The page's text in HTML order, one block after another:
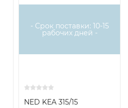
аналог
- Срок поставки: 10-15
рабочих дней -
NED KEA 315/15